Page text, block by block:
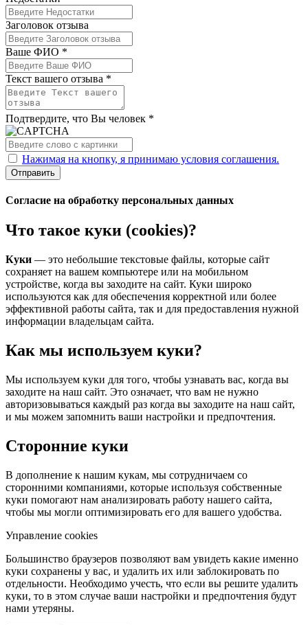
Заголовок отзыва
Ваше ФИО *
Текст вашего отзыва *
Подтвердите, что Вы человек *
Нажимая на кнопку, я принимаю условия соглашения.
Отправить
Согласие на обработку персональных данных
Что такое куки (cookies)?
Куки — это небольшие текстовые файлы, которые сайт
сохраняет на вашем компьютере или на мобильном
устройстве, когда вы заходите на сайт. Куки широко
используются как для обеспечения корректной или более
эффективной работы сайта, так и для предоставления нужной
информации владельцам сайта.
Как мы используем куки?
Мы используем куки для того, чтобы узнавать вас, когда вы
заходите на наш сайт. Это означает, что вам не нужно
авторизовываться каждый раз когда вы заходите на наш сайт,
и мы можем запомнить ваши настройки и предпочтения.
Сторонние куки
В дополнение к нашим кукам, мы сотрудничаем со
сторонними компаниями, которые используя собственные
куки помогают нам анализировать работу нашего сайта,
чтобы мы могли оптимизировать его для вашего удобства.
Управление cookies
Большинство браузеров позволяют вам увидеть какие именно
куки сохранены у вас, и удалить их или заблокировать по
отдельности. Необходимо учесть, что если вы решите удалить
куки, то в этом случае ваши настройки и предпочтения будут
нами утеряны.